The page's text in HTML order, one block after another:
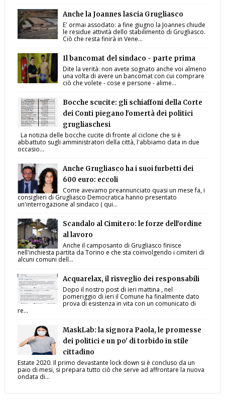
Anche la Joannes lascia Grugliasco
E' ormai assodato: a fine giugno la Joannes chiude
le residue attività dello stabilimento di Grugliasco.
Ciò che resta finirà in Vene...
Il bancomat del sindaco - parte prima
Dite la verità: non avete sognato anche voi almeno
una volta di avere un bancomat con cui comprare
ciò che volete - cose e persone - alime...
Bocche scucite: gli schiaffoni della Corte
dei Conti piegano l'omertà dei politici
grugliaschesi
La notizia delle bocche cucite di fronte al ciclone che si è
abbattuto sugli amministratori della città, l'abbiamo data in due
occasio...
Anche Grugliasco ha i suoi furbetti dei
600 euro: eccoli
Come avevamo preannunciato quasi un mese fa, i
consiglieri di Grugliasco Democratica hanno presentato
un'interrogazione al sindaco ( qui...
Scandalo al Cimitero: le forze dell'ordine
al lavoro
Anche il camposanto di Grugliasco finisce
nell'inchiesta partita da Torino e che sta coinvolgendo i cimiteri di
alcuni comuni dell...
Acquarelax, il risveglio dei responsabili
Dopo il nostro post di ieri mattina , nel
pomeriggio di ieri il Comune ha finalmente dato
prova di esistenza in vita con un comunicato di
re...
MaskLab: la signora Paola, le promesse
dei politici e un po' di torbido in stile
cittadino
Estate 2020. Il primo devastante lock down si è concluso da un
paio di mesi, si prepara tutto ciò che serve ad affrontare la nuova
ondata di...